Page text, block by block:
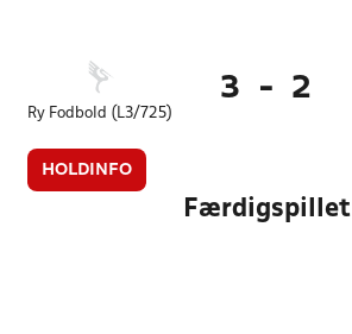
Ry Fodbold (L3/725)
HOLDINFO
3 - 2
Færdigspillet